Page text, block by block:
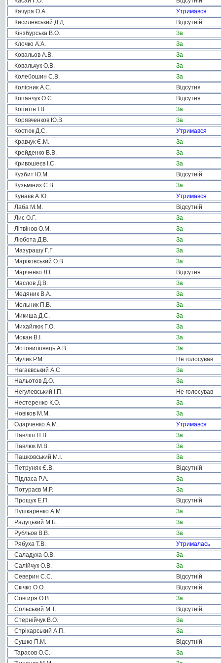
Качура О.А.
Утримався
Кисилевський Д.Д.
Відсутній
Кінзбурська В.О.
За
Клочко А.А.
За
Ковальов А.В.
За
Ковальчук О.В.
За
Колебошин С.В.
За
Колісник А.С.
Відсутня
Копанчук О.Є.
Відсутня
Копитін І.В.
За
Корявченков Ю.В.
За
Костюк Д.С.
Утримався
Кравчук Є.М.
За
Крейденко В.В.
За
Кривошеєв І.С.
За
Кузбит Ю.М.
Відсутній
Кузьміних С.В.
За
Кунаєв А.Ю.
Утримався
Лаба М.М.
Відсутній
Лис О.Г.
За
Літвінов О.М.
За
Любота Д.В.
За
Мазурашу Г.Г.
За
Маріковський О.В.
За
Марченко Л.І.
Відсутня
Маслов Д.В.
За
Медяник В.А.
За
Мельник П.В.
За
Микиша Д.С.
За
Михайлюк Г.О.
За
Мокан В.І.
За
Мотовиловець А.В.
За
Мулик Р.М.
Не голосував
Нагаєвський А.С.
За
Нальотов Д.О.
За
Негулевський І.П.
Не голосував
Нестеренко К.О.
За
Новіков М.М.
За
Одарченко А.М.
Утримався
Павліш П.В.
За
Павлюк М.В.
За
Пашковський М.І.
За
Петруняк Є.В.
Відсутній
Підласа Р.А.
За
Потураєв М.Р.
За
Прощук Е.П.
Відсутній
Пушкаренко А.М.
За
Радуцький М.Б.
За
Рубльов В.В.
За
Рябуха Т.В.
Утрималась
Саладуха О.В.
За
Салійчук О.В.
За
Северин С.С.
Відсутній
Скічко О.О.
Відсутній
Совгиря О.В.
За
Сольський М.Т.
Відсутній
Стернійчук В.О.
За
Стріхарський А.П.
За
Сушко П.М.
Відсутній
Тарасов О.С.
За